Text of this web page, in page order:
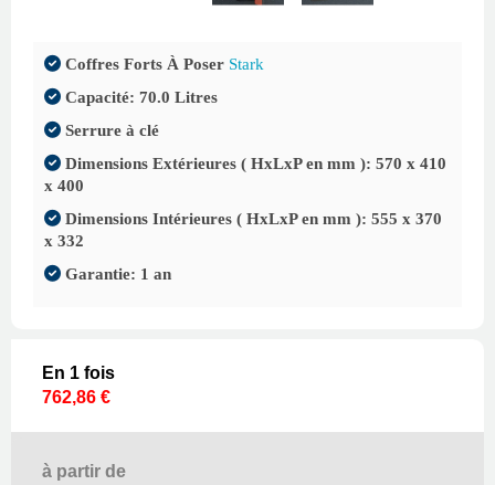
Coffres Forts À Poser Stark
Capacité: 70.0 Litres
Serrure à clé
Dimensions Extérieures ( HxLxP en mm ): 570 x 410
x 400
Dimensions Intérieures ( HxLxP en mm ): 555 x 370
x 332
Garantie: 1 an
à partir de
En 1 fois
762,86 €